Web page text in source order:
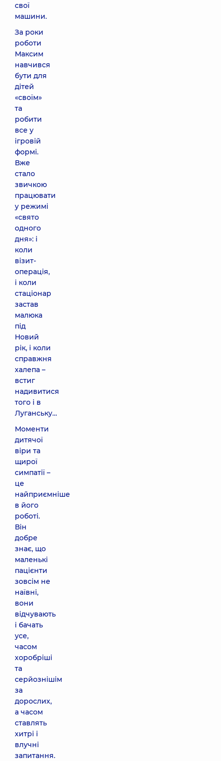
свої
машини.
За роки
роботи
Максим
навчився
бути для
дітей
«своїм»
та
робити
все у
ігровій
формі.
Вже
стало
звичкою
працювати
у режимі
«свято
одного
дня»: і
коли
візит-
операція,
і коли
стаціонар
застав
малюка
під
Новий
рік, і коли
справжня
халепа –
встиг
надивитися
того і в
Луганську…
Моменти
дитячої
віри та
щирої
симпатії –
це
найприємніше
в його
роботі.
Він
добре
знає, що
маленькі
пацієнти
зовсім не
наївні,
вони
відчувають
і бачать
усе,
часом
хоробріші
та
серйознішім
за
дорослих,
а часом
ставлять
хитрі і
влучні
запитання.